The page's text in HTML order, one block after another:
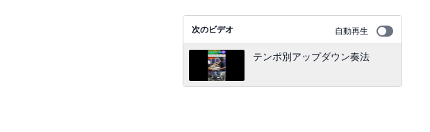
次のビデオ 自動再生
テンポ別アップダウン奏法